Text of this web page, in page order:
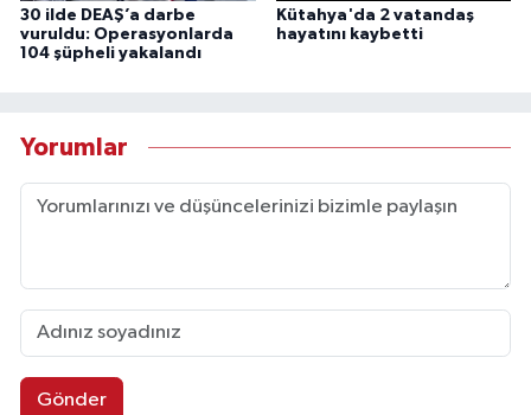
30 ilde DEAŞ’a darbe
vuruldu: Operasyonlarda
104 şüpheli yakalandı
Kütahya'da 2 vatandaş
hayatını kaybetti
Yorumlar
Gönder